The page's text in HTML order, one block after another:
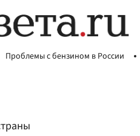
Проблемы с бензином в России